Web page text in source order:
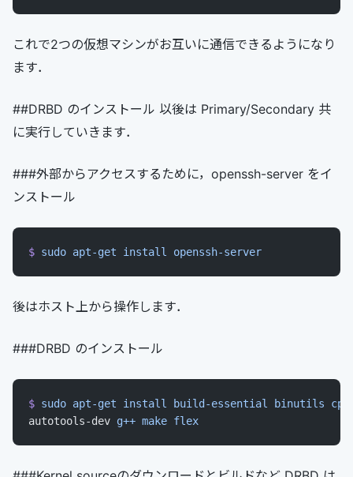
これで2つの仮想マシンがお互いに通信できるようになり
ます．
##DRBD のインストール 以後は Primary/Secondary 共
に実行していきます．
###外部からアクセスするために，openssh-server をイ
ンストール
$ sudo apt-get install openssh-server
後はホスト上から操作します．
###DRBD のインストール
$ sudo apt-get install build-essential binutils cpp
autotools-dev g++ make flex